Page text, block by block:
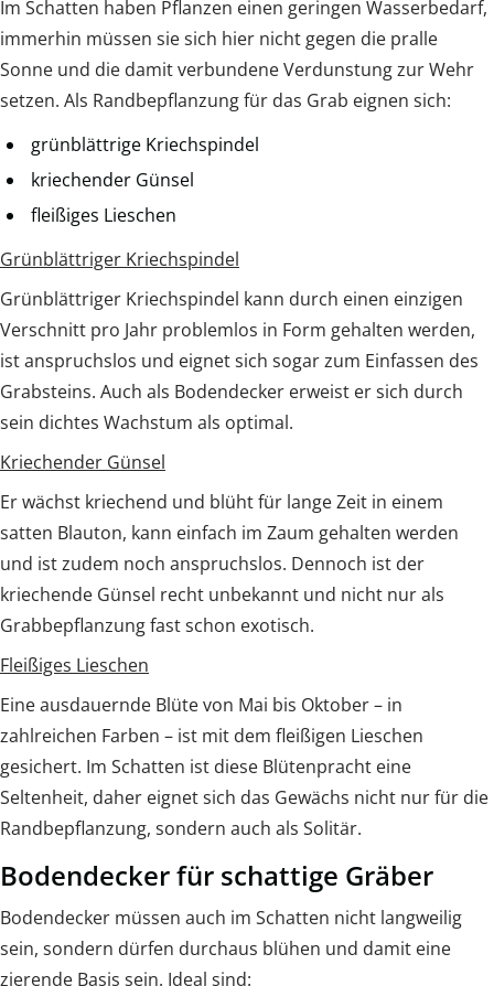
Im Schatten haben Pflanzen einen geringen Wasserbedarf,
immerhin müssen sie sich hier nicht gegen die pralle
Sonne und die damit verbundene Verdunstung zur Wehr
setzen. Als Randbepflanzung für das Grab eignen sich:
grünblättrige Kriechspindel
kriechender Günsel
fleißiges Lieschen
Grünblättriger Kriechspindel
Grünblättriger Kriechspindel kann durch einen einzigen
Verschnitt pro Jahr problemlos in Form gehalten werden,
ist anspruchslos und eignet sich sogar zum Einfassen des
Grabsteins. Auch als Bodendecker erweist er sich durch
sein dichtes Wachstum als optimal.
Kriechender Günsel
Er wächst kriechend und blüht für lange Zeit in einem
satten Blauton, kann einfach im Zaum gehalten werden
und ist zudem noch anspruchslos. Dennoch ist der
kriechende Günsel recht unbekannt und nicht nur als
Grabbepflanzung fast schon exotisch.
Fleißiges Lieschen
Eine ausdauernde Blüte von Mai bis Oktober – in
zahlreichen Farben – ist mit dem fleißigen Lieschen
gesichert. Im Schatten ist diese Blütenpracht eine
Seltenheit, daher eignet sich das Gewächs nicht nur für die
Randbepflanzung, sondern auch als Solitär.
Bodendecker für schattige Gräber
Bodendecker müssen auch im Schatten nicht langweilig
sein, sondern dürfen durchaus blühen und damit eine
zierende Basis sein. Ideal sind: